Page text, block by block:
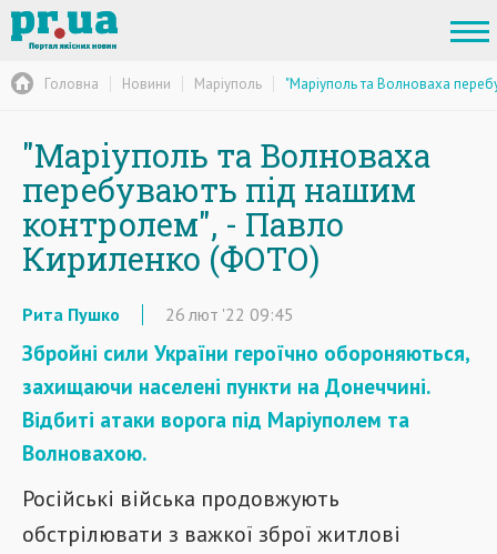
Головна Новини Маріуполь "Маріуполь та Волноваха
"Маріуполь та Волноваха
перебувають під нашим
контролем", - Павло
Кириленко (ФОТО)
Рита Пушко 26 лют '22 09:45
Збройні сили України героїчно обороняються,
захищаючи населені пункти на Донеччині.
Відбиті атаки ворога під Маріуполем та
Волновахою.
Російські війська продовжують
обстрілювати з важкої зброї житлові